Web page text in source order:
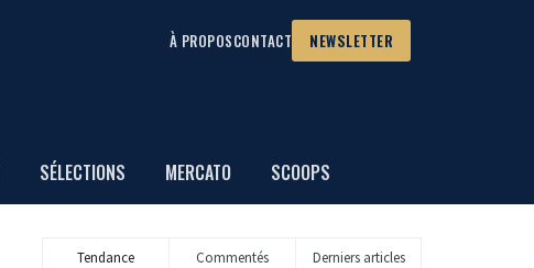
À PROPOSCONTACT NEWSLETTER
SÉLECTIONS MERCATO SCOOPS
Tendance Commentés Derniers articles